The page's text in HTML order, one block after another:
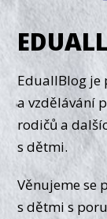
EduallBlog je
a vzdělávání
rodičů a
s dětmi.
Věnujeme se
s dětmi s